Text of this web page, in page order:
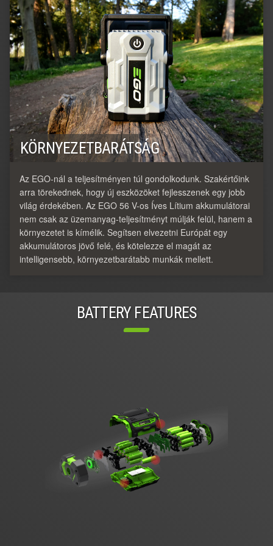
KÖRNYEZETBARÁTSÁG
Az EGO-nál a teljesítményen túl gondolkodunk. Szakértőink
arra törekednek, hogy új eszközöket fejlesszenek egy jobb
világ érdekében. Az EGO 56 V-os Íves Lítium akkumulátorai
nem csak az üzemanyag-teljesítményt múlják felül, hanem a
környezetet is kímélik. Segítsen elvezetni Európát egy
akkumulátoros jövő felé, és kötelezze el magát az
intelligensebb, környezetbarátabb munkák mellett.
BATTERY FEATURES